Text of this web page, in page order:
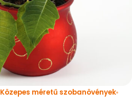
Közepes méretű szobanövények